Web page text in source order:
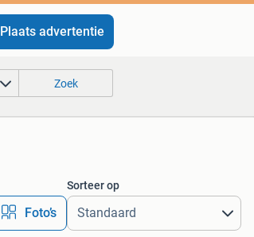
Plaats advertentie
Zoek
Foto’s
Sorteer op